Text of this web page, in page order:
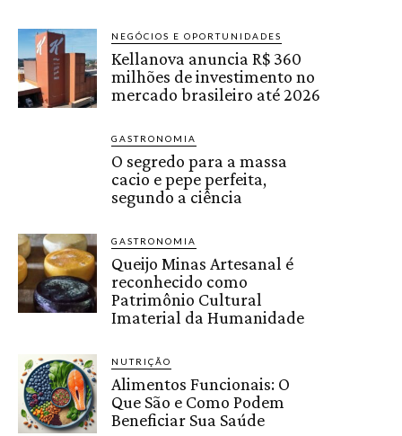
NEGÓCIOS E OPORTUNIDADES
Kellanova anuncia R$ 360
milhões de investimento no
mercado brasileiro até 2026
GASTRONOMIA
O segredo para a massa
cacio e pepe perfeita,
segundo a ciência
GASTRONOMIA
Queijo Minas Artesanal é
reconhecido como
Patrimônio Cultural
Imaterial da Humanidade
NUTRIÇÃO
Alimentos Funcionais: O
Que São e Como Podem
Beneficiar Sua Saúde